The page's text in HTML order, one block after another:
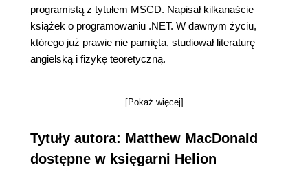
programistą z tytułem MSCD. Napisał kilkanaście
książek o programowaniu .NET. W dawnym życiu,
którego już prawie nie pamięta, studiował literaturę
angielską i fizykę teoretyczną.
[Pokaż więcej]
Tytuły autora: Matthew MacDonald
dostępne w księgarni Helion